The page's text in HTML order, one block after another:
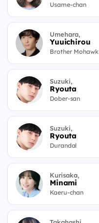
Usame-chan
Umehara,
Yuuichirou
Brother Mohawk
Suzuki,
Ryouta
Dober-san
Suzuki,
Ryouta
Durandal
Kurisaka,
Minami
Kaeru-chan